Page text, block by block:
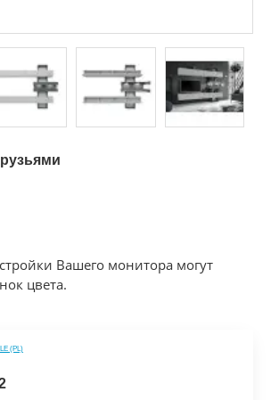
Вашего монитора могут
цвета.
(PL)